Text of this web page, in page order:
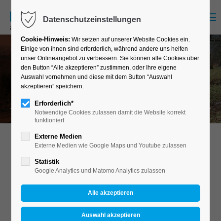
Projekte
Aktuelle Projekte und Dienstleistungen.
Über uns
Die Firma “Rudolf Raidt Zimmerei & Stocherkahnbau”
Datenschutzeinstellungen
Cookie-Hinweis: Wir setzen auf unserer Website Cookies ein.
Einige von ihnen sind erforderlich, während andere uns helfen
unser Onlineangebot zu verbessern. Sie können alle Cookies über
den Button “Alle akzeptieren” zustimmen, oder Ihre eigene
Auswahl vornehmen und diese mit dem Button “Auswahl
akzeptieren” speichern.
Erforderlich*
Notwendige Cookies zulassen damit die Website korrekt
funktioniert
Externe Medien
Externe Medien wie Google Maps und Youtube zulassen
Statistik
Google Analytics und Matomo Analytics zulassen